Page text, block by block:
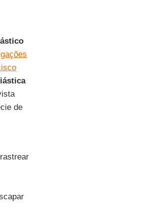
de